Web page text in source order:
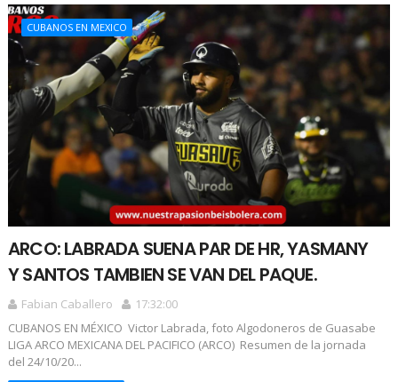
CUBANOS EN MEXICO
ARCO: LABRADA SUENA PAR DE HR, YASMANY
Y SANTOS TAMBIEN SE VAN DEL PAQUE.
Fabian Caballero
17:32:00
CUBANOS EN MÉXICO Victor Labrada, foto Algodoneros de Guasabe
LIGA ARCO MEXICANA DEL PACIFICO (ARCO) Resumen de la jornada
del 24/10/20...